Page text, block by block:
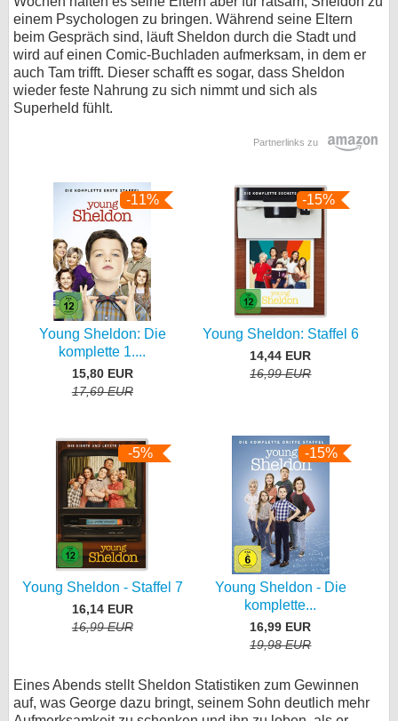
einem Psychologen zu bringen. Während seine Eltern
beim Gespräch sind, läuft Sheldon durch die Stadt und
wird auf einen Comic-Buchladen aufmerksam, in dem er
auch Tam trifft. Dieser schafft es sogar, dass Sheldon
wieder feste Nahrung zu sich nimmt und sich als
Superheld fühlt.
Partnerlinks zu
-11%
Young Sheldon: Die
komplette 1....
15,80 EUR
17,69 EUR
-15%
Young Sheldon: Staffel 6
14,44 EUR
16,99 EUR
-5%
Young Sheldon - Staffel 7
16,14 EUR
16,99 EUR
-15%
Young Sheldon - Die
komplette...
16,99 EUR
19,98 EUR
Eines Abends stellt Sheldon Statistiken zum Gewinnen
auf, was George dazu bringt, seinem Sohn deutlich mehr